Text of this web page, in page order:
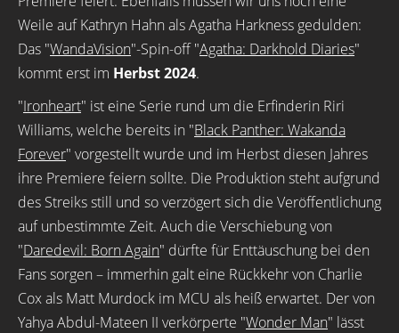
Weile auf Kathryn Hahn als Agatha Harkness gedulden:
Das "WandaVision"-Spin-off "Agatha: Darkhold Diaries"
kommt erst im Herbst 2024.
"Ironheart" ist eine Serie rund um die Erfinderin Riri
Williams, welche bereits in "Black Panther: Wakanda
Forever" vorgestellt wurde und im Herbst diesen Jahres
ihre Premiere feiern sollte. Die Produktion steht aufgrund
des Streiks still und so verzögert sich die Veröffentlichung
auf unbestimmte Zeit. Auch die Verschiebung von
"Daredevil: Born Again" dürfte für Enttäuschung bei den
Fans sorgen – immerhin galt eine Rückkehr von Charlie
Cox als Matt Murdock im MCU als heiß erwartet. Der von
Yahya Abdul-Mateen II verkörperte "Wonder Man" lässt